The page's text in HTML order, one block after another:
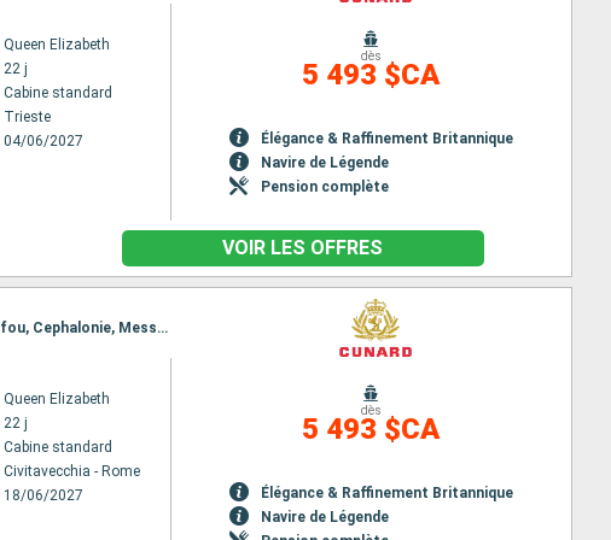
Queen Elizabeth
22 j
Cabine standard
Trieste
04/06/2027
dès
5 493 $CA
Élégance & Raffinement Britannique
Navire de Légende
Pension complète
VOIR LES OFFRES
Itinéraire : Civitavecchia - Rome, La Valette, Kotor, Split, Zadar, Trieste, Dubrovnik, Corfou, Cephalonie, Messine (Détroit), Naples, Civitavecchia - Rome, Barcelone, Marseille, Calvi, La Spezia, Civitavecchia - Rome
Queen Elizabeth
22 j
Cabine standard
Civitavecchia - Rome
18/06/2027
dès
5 493 $CA
Élégance & Raffinement Britannique
Navire de Légende